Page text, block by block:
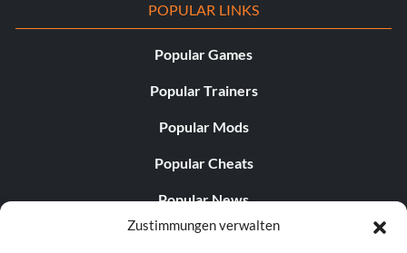
Zustimmungen verwalten
POPULAR LINKS
Popular Games
Popular Trainers
Popular Mods
Popular Cheats
Popular News
Popular Editorials